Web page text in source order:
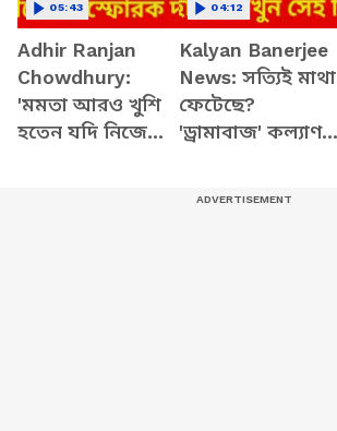
Adhir Ranjan
Chowdhury:
'মমতা আরও খুশি
হতেন যদি নিজে
05:43
Kalyan Banerjee
News: সত্যিই মাথা
ফেটেছে?
'ড্রামাবাজ' কল্যাণ?
04:12